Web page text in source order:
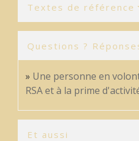
Textes de référence
Questions ?
Une personne en
RSA et à la prime
Et aussi